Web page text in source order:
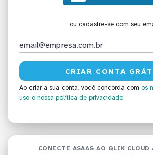
ou cadastre-se com seu
Ao criar a sua conta, você concorda com os
uso e nossa política de privacidade
CONECTE ASAAS AO QLIK CLOUD